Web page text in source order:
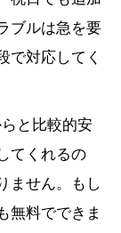
ブルは急を要
で対応してく
と比較的安
てくれるの
ません。もし
無料でできま